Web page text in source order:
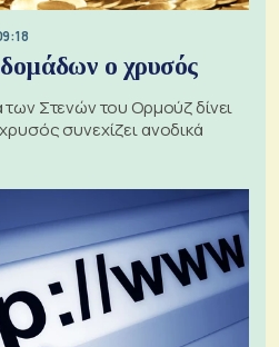
ο χρυσός
των Στενών του Ορμούζ δίνει
συνεχίζει ανοδικά